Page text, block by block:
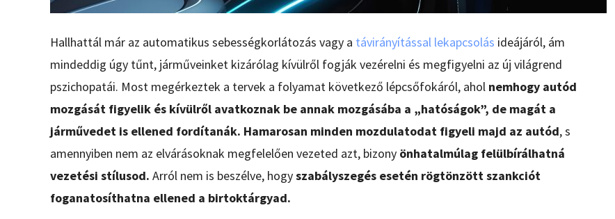
Hallhattál már az automatikus sebességkorlátozás vagy a távirányítással lekapcsolás ideájáról, ám
mindeddig úgy tűnt, járműveinket kizárólag kívülről fogják vezérelni és megfigyelni az új világrend
pszichopatái. Most megérkeztek a tervek a folyamat következő lépcsőfokáról, ahol nemhogy autód
mozgását figyelik és kívülről avatkoznak be annak mozgásába a „hatóságok”, de magát a
járművedet is ellened fordítanák. Hamarosan minden mozdulatodat figyeli majd az autód, s
amennyiben nem az elvárásoknak megfelelően vezeted azt, bizony önhatalmúlag felülbírálhatná
vezetési stílusod. Arról nem is beszélve, hogyszabályszegés esetén rögtönzött szankciót
foganatosíthatna ellened a birtoktárgyad.